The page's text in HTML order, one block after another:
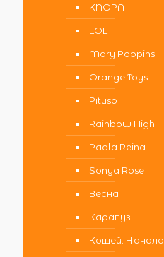
KNOPA
LOL
Mary Poppins
Orange Toys
Pituso
Rainbow High
Paola Reina
Sonya Rose
Весна
Карапуз
Кощей. Начало